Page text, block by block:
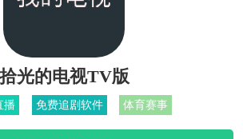
拾光的电视TV版
播 免费追剧软件 体育赛事